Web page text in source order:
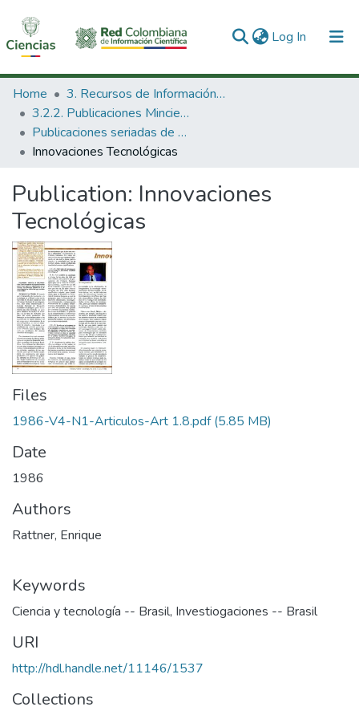
Log In (current)
Communities & Collections
All of DSpace
Statistics
Home
3. Recursos de Información Científica y Tecnológica
3.2.2. Publicaciones Minciencias
Publicaciones seriadas de Minciencias
Innovaciones Tecnológicas
Publication: Innovaciones
Tecnológicas
Files
1986-V4-N1-Articulos-Art 1.8.pdf(5.85 MB)
Date
1986
Authors
Rattner, Enrique
Keywords
Ciencia y tecnología -- Brasil, Investiogaciones -- Brasil
URI
http://hdl.handle.net/11146/1537
Collections